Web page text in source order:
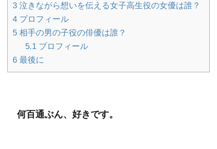
3 泣きながら想いを伝える女子高生役の女優は誰？
4 プロフィール
5 相手の男の子役の俳優は誰？
5.1プロフィール
6 最後に
何百通ぶん、好きです。